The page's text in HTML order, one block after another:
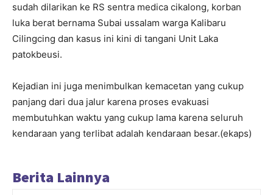
sudah dilarikan ke RS sentra medica cikalong, korban
luka berat bernama Subai ussalam warga Kalibaru
Cilingcing dan kasus ini kini di tangani Unit Laka
patokbeusi.
Kejadian ini juga menimbulkan kemacetan yang cukup
panjang dari dua jalur karena proses evakuasi
membutuhkan waktu yang cukup lama karena seluruh
kendaraan yang terlibat adalah kendaraan besar.(ekaps)
Berita Lainnya